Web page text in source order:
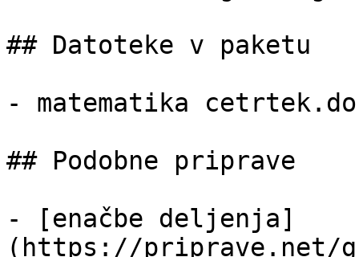
## Datoteke v paketu
- matematika
## Podobne priprave
- [enačbe deljenja]
(https://priprave.net/